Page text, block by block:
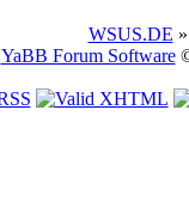
WSUS.DE
YaBB Forum Software©